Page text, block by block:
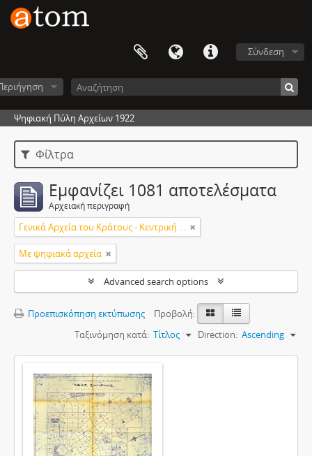
Σύνδεση
Ψηφιακή Πύλη Αρχείων 1922
Φίλτρα
Εμφανίζει 1081 αποτελέσματα
Αρχειακή περιγραφή
Γενικά Αρχεία του Κράτους - Κεντρική Υπηρεσία
Με ψηφιακά αρχεία
Advanced search options
Προεπισκόπηση εκτύπωσης
Προβολή:
Ταξινόμηση κατά: Τίτλος Direction: Ascending